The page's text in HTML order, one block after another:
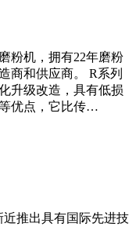
粉机，拥有22年磨粉
商和供应商。 R系列
升级改造，具有低损
优点，它比传…
推出具有国际先进技